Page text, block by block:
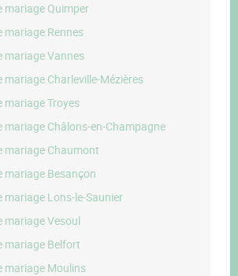
mariage Quimper
Rennes
mariage Vannes
Charleville-Mézières
mariage Troyes
mariage Châlons-en-Champagne
mariage Chaumont
mariage Besançon
mariage Lons-le-Saunier
mariage Vesoul
mariage Belfort
mariage Moulins